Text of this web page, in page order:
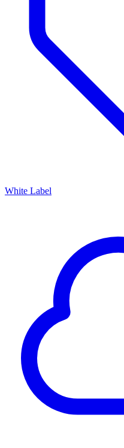
White Label